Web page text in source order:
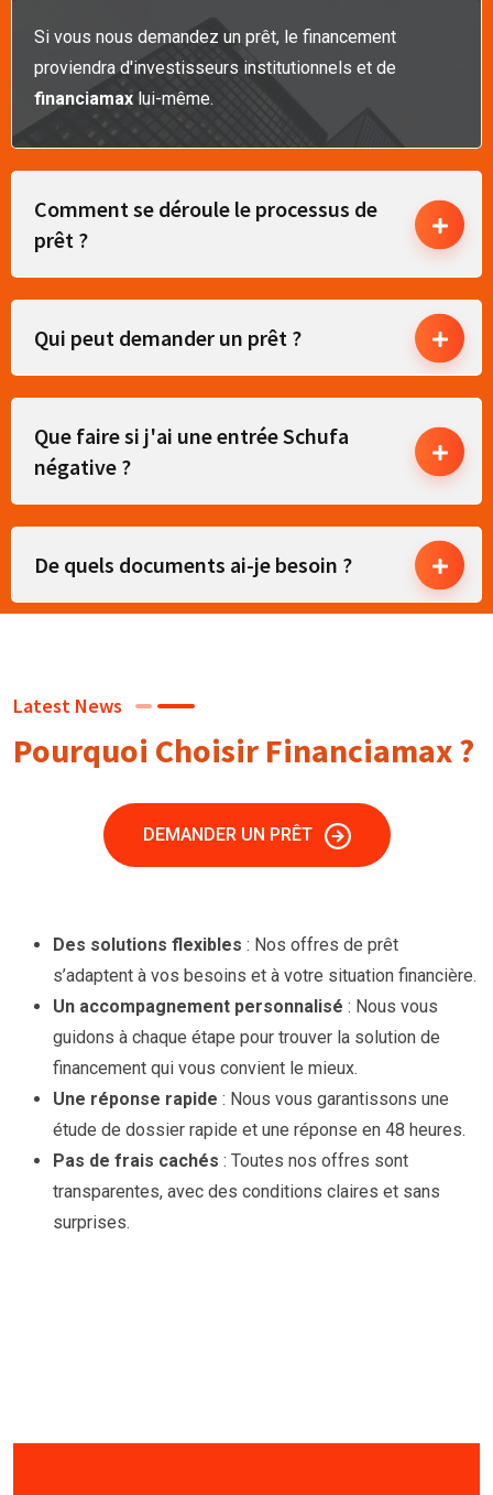
Si vous nous demandez un prêt, le financement
proviendra d'investisseurs institutionnels et de
financiamax lui-même.
Comment se déroule le processus de
prêt ?
Qui peut demander un prêt ?
Que faire si j'ai une entrée Schufa
négative ?
De quels documents ai-je besoin ?
Latest News
Pourquoi Choisir Financiamax ?
DEMANDER UN PRÊT
Des solutions flexibles : Nos offres de prêt
s’adaptent à vos besoins et à votre situation financière.
Un accompagnement personnalisé : Nous vous
guidons à chaque étape pour trouver la solution de
financement qui vous convient le mieux.
Une réponse rapide : Nous vous garantissons une
étude de dossier rapide et une réponse en 48 heures.
Pas de frais cachés : Toutes nos offres sont
transparentes, avec des conditions claires et sans
surprises.